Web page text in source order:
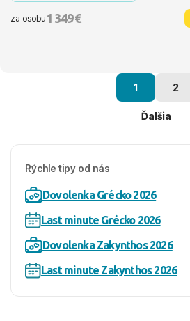
za osobu 1 349 €
1 2
Ďalšia
Rýchle tipy od nás
Dovolenka Grécko 2026
Last minute Grécko 2026
Dovolenka Zakynthos 2026
Last minute Zakynthos 2026